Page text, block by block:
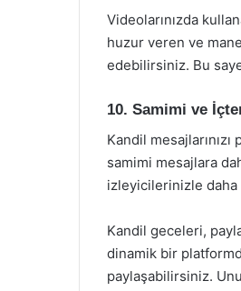
Videolarınızda
huzur veren ve
edebilirsiniz. Bu
10. Samimi ve
Kandil
samimi mesajlara
izleyicilerinizle
Kandil geceleri,
dinamik bir
paylaşabilirsiniz.